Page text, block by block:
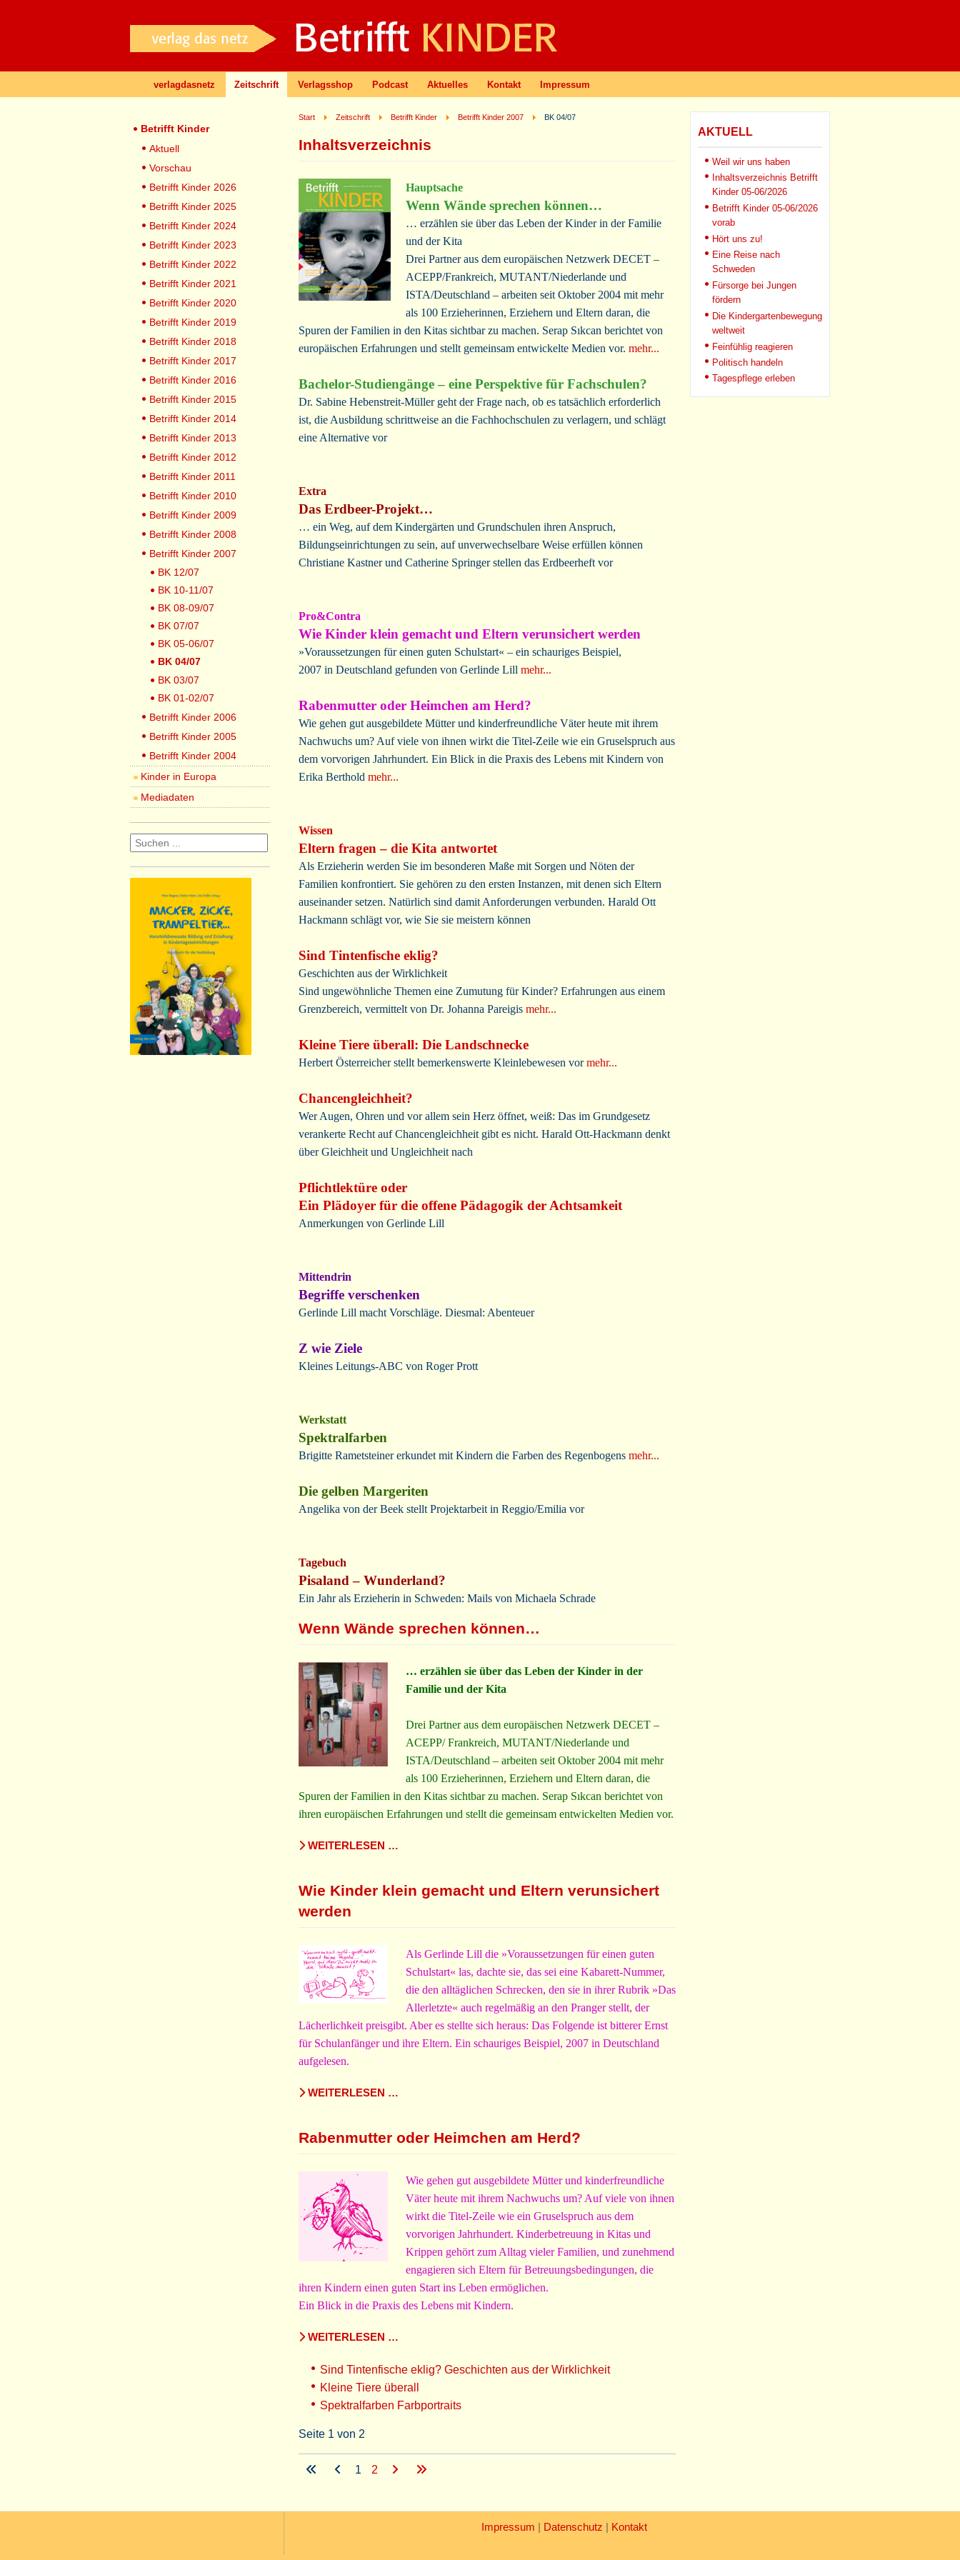
verlagdasnetz Zeitschrift Verlagsshop Podcast Aktuelles Kontakt Impressum
Start Zeitschrift Betrifft Kinder Betrifft Kinder 2007 BK 04/07
Inhaltsverzeichnis
Hauptsache
Wenn Wände sprechen können…
… erzählen sie über das Leben der Kinder in der Familie
und der Kita
Drei Partner aus dem europäischen Netzwerk DECET –
ACEPP/Frankreich, MUTANT/Niederlande und
ISTA/Deutschland – arbeiten seit Oktober 2004 mit mehr
als 100 Erzieherinnen, Erziehern und Eltern daran, die
Spuren der Familien in den Kitas sichtbar zu machen. Serap Sıkcan berichtet von
europäischen Erfahrungen und stellt gemeinsam entwickelte Medien vor. mehr...
Bachelor-Studiengänge – eine Perspektive für Fachschulen?
Dr. Sabine Hebenstreit-Müller geht der Frage nach, ob es tatsächlich erforderlich
ist, die Ausbildung schrittweise an die Fachhochschulen zu verlagern, und schlägt
eine Alternative vor
Extra
Das Erdbeer-Projekt…
… ein Weg, auf dem Kindergärten und Grundschulen ihren Anspruch,
Bildungseinrichtungen zu sein, auf unverwechselbare Weise erfüllen können
Christiane Kastner und Catherine Springer stellen das Erdbeerheft vor
Pro&Contra
Wie Kinder klein gemacht und Eltern verunsichert werden
»Voraussetzungen für einen guten Schulstart« – ein schauriges Beispiel,
2007 in Deutschland gefunden von Gerlinde Lill mehr...
Rabenmutter oder Heimchen am Herd?
Wie gehen gut ausgebildete Mütter und kinderfreundliche Väter heute mit ihrem
Nachwuchs um? Auf viele von ihnen wirkt die Titel-Zeile wie ein Gruselspruch aus
dem vorvorigen Jahrhundert. Ein Blick in die Praxis des Lebens mit Kindern von
Erika Berthold mehr...
Wissen
Eltern fragen – die Kita antwortet
Als Erzieherin werden Sie im besonderen Maße mit Sorgen und Nöten der
Familien konfrontiert. Sie gehören zu den ersten Instanzen, mit denen sich Eltern
auseinander setzen. Natürlich sind damit Anforderungen verbunden. Harald Ott
Hackmann schlägt vor, wie Sie sie meistern können
Sind Tintenfische eklig?
Geschichten aus der Wirklichkeit
Sind ungewöhnliche Themen eine Zumutung für Kinder? Erfahrungen aus einem
Grenzbereich, vermittelt von Dr. Johanna Pareigis mehr...
Kleine Tiere überall: Die Landschnecke
Herbert Österreicher stellt bemerkenswerte Kleinlebewesen vor mehr...
Chancengleichheit?
Wer Augen, Ohren und vor allem sein Herz öffnet, weiß: Das im Grundgesetz
verankerte Recht auf Chancengleichheit gibt es nicht. Harald Ott-Hackmann denkt
über Gleichheit und Ungleichheit nach
Pflichtlektüre oder
Ein Plädoyer für die offene Pädagogik der Achtsamkeit
Anmerkungen von Gerlinde Lill
Mittendrin
Begriffe verschenken
Gerlinde Lill macht Vorschläge. Diesmal: Abenteuer
Z wie Ziele
Kleines Leitungs-ABC von Roger Prott
Werkstatt
Spektralfarben
Brigitte Rametsteiner erkundet mit Kindern die Farben des Regenbogens mehr...
Die gelben Margeriten
Angelika von der Beek stellt Projektarbeit in Reggio/Emilia vor
Tagebuch
Pisaland – Wunderland?
Ein Jahr als Erzieherin in Schweden: Mails von Michaela Schrade
Wenn Wände sprechen können…
… erzählen sie über das Leben der Kinder in der
Familie und der Kita
Drei Partner aus dem europäischen Netzwerk DECET –
ACEPP/ Frankreich, MUTANT/Niederlande und
ISTA/Deutschland – arbeiten seit Oktober 2004 mit mehr
als 100 Erzieherinnen, Erziehern und Eltern daran, die
Spuren der Familien in den Kitas sichtbar zu machen. Serap Sıkcan berichtet von
ihren europäischen Erfahrungen und stellt die gemeinsam entwickelten Medien vor.
WEITERLESEN …
Wie Kinder klein gemacht und Eltern verunsichert
werden
Als Gerlinde Lill die »Voraussetzungen für einen guten
Schulstart« las, dachte sie, das sei eine Kabarett-Nummer,
die den alltäglichen Schrecken, den sie in ihrer Rubrik »Das
Allerletzte« auch regelmäßig an den Pranger stellt, der
Lächerlichkeit preisgibt. Aber es stellte sich heraus: Das Folgende ist bitterer Ernst
für Schulanfänger und ihre Eltern. Ein schauriges Beispiel, 2007 in Deutschland
aufgelesen.
WEITERLESEN …
Rabenmutter oder Heimchen am Herd?
Wie gehen gut ausgebildete Mütter und kinderfreundliche
Väter heute mit ihrem Nachwuchs um? Auf viele von ihnen
wirkt die Titel-Zeile wie ein Gruselspruch aus dem
vorvorigen Jahrhundert. Kinderbetreuung in Kitas und
Krippen gehört zum Alltag vieler Familien, und zunehmend
engagieren sich Eltern für Betreuungsbedingungen, die
ihren Kindern einen guten Start ins Leben ermöglichen.
Ein Blick in die Praxis des Lebens mit Kindern.
WEITERLESEN …
Sind Tintenfische eklig? Geschichten aus der Wirklichkeit
Kleine Tiere überall
Spektralfarben Farbportraits
Seite 1 von 2
1 2
Betrifft Kinder
Aktuell
Vorschau
Betrifft Kinder 2026
Betrifft Kinder 2025
Betrifft Kinder 2024
Betrifft Kinder 2023
Betrifft Kinder 2022
Betrifft Kinder 2021
Betrifft Kinder 2020
Betrifft Kinder 2019
Betrifft Kinder 2018
Betrifft Kinder 2017
Betrifft Kinder 2016
Betrifft Kinder 2015
Betrifft Kinder 2014
Betrifft Kinder 2013
Betrifft Kinder 2012
Betrifft Kinder 2011
Betrifft Kinder 2010
Betrifft Kinder 2009
Betrifft Kinder 2008
Betrifft Kinder 2007
BK 12/07
BK 10-11/07
BK 08-09/07
BK 07/07
BK 05-06/07
BK 04/07
BK 03/07
BK 01-02/07
Betrifft Kinder 2006
Betrifft Kinder 2005
Betrifft Kinder 2004
Kinder in Europa
Mediadaten
AKTUELL
Weil wir uns haben
Inhaltsverzeichnis Betrifft
Kinder 05-06/2026
Betrifft Kinder 05-06/2026
vorab
Hört uns zu!
Eine Reise nach
Schweden
Fürsorge bei Jungen
fördern
Die Kindergartenbewegung
weltweit
Feinfühlig reagieren
Politisch handeln
Tagespflege erleben
Impressum Datenschutz Kontakt